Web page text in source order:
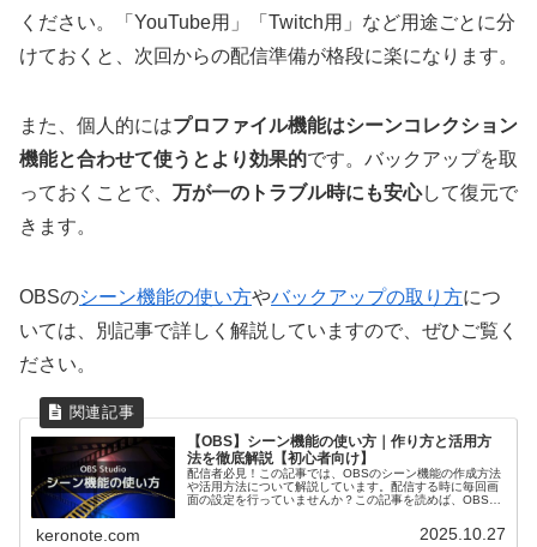
ください。「YouTube用」「Twitch用」など用途ごとに分
けておくと、次回からの配信準備が格段に楽になります。
また、個人的にはプロファイル機能はシーンコレクション
機能と合わせて使うとより効果的です。バックアップを取
っておくことで、 万が一のトラブル時にも安心して復元で
きます。
OBSのシーン機能の使い方やバックアップの取り方につ
いては、別記事で詳しく解説していますので、ぜひご覧く
ださい。
【OBS】シーン機能の使い方｜作り方と活用方
法を徹底解説【初心者向け】
配信者必見！この記事では、OBSのシーン機能の作成方法
や活用方法について解説しています。配信する時に毎回画
面の設定を行っていませんか？この記事を読めば、OBSで
keronote.com 2025.10.27